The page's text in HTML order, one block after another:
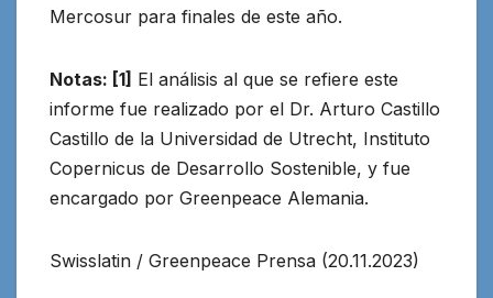
Mercosur para finales de este año.
Notas: [1] El análisis al que se refiere este
informe fue realizado por el Dr. Arturo Castillo
Castillo de la Universidad de Utrecht, Instituto
Copernicus de Desarrollo Sostenible, y fue
encargado por Greenpeace Alemania.
Swisslatin / Greenpeace Prensa (20.11.2023)